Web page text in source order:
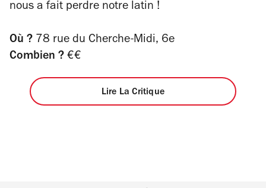
5
nous a fait perdre notre latin !
Où ? 78 rue du Cherche-Midi, 6e
Combien ? €€
Lire La Critique